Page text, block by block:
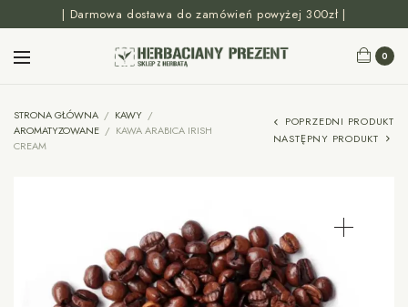
| Darmowa dostawa do zamówień powyżej 300zł |
0
STRONA GŁÓWNA / KAWY /
AROMATYZOWANE / KAWA ARABICA IRISH
CREAM
POPRZEDNI PRODUKT
NASTĘPNY PRODUKT